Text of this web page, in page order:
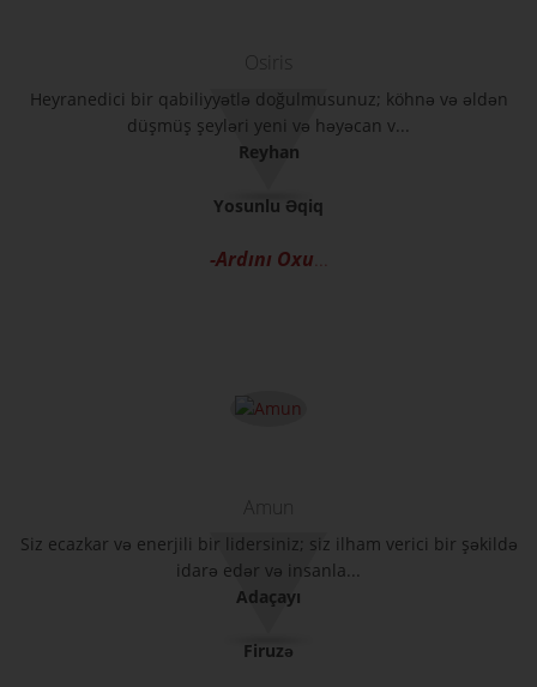
Heyranedici bir qabiliyyətlə doğulmusunuz; köhnə və əldən
düşmüş şeyləri yeni və həyəcan v...
Reyhan
Yosunlu Əqiq
-Ardını Oxu...
Amun
Siz ecazkar və enerjili bir lidersiniz; siz ilham verici bir şəkildə
idarə edər və insanla...
Adaçayı
Firuzə